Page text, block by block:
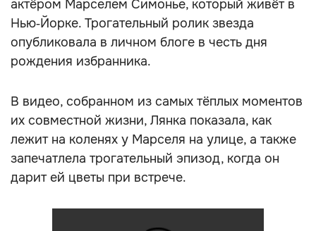
актёром Марселем Симонье, который живёт в
Нью‑Йорке. Трогательный ролик звезда
опубликовала в личном блоге в честь дня
рождения избранника.
В видео, собранном из самых тёплых моментов
их совместной жизни, Лянка показала, как
лежит на коленях у Марселя на улице, а также
запечатлела трогательный эпизод, когда он
дарит ей цветы при встрече.